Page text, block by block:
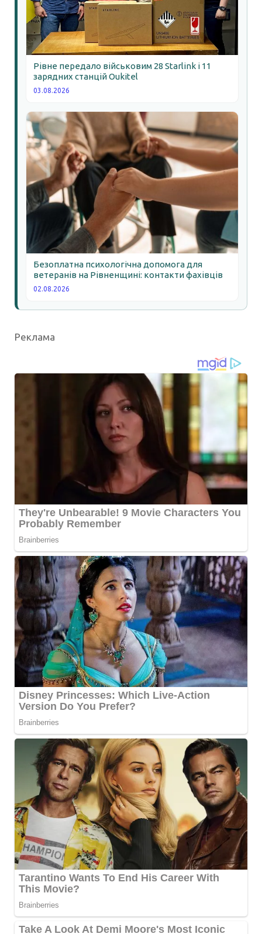
Рівне передало військовим 28 Starlink і 11
зарядних станцій Oukitel
03.08.2026
Безоплатна психологічна допомога для
ветеранів на Рівненщині: контакти фахівців
02.08.2026
Реклама